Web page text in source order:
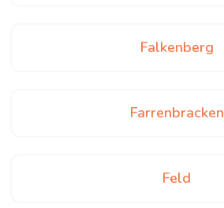
Falkenberg
Farrenbracken
Feld